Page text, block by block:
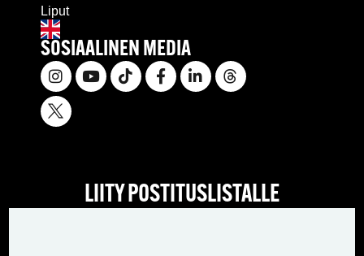
Liput
SOSIAALINEN MEDIA
LIITY POSTITUSLISTALLE